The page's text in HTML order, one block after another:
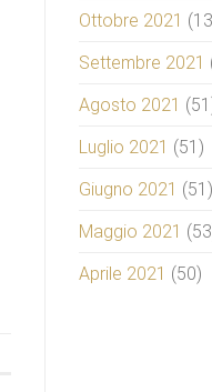
Ottobre 2021
Settembre 2021
Agosto 2021
Luglio 2021 (51)
Giugno 2021 (51)
Maggio 2021
Aprile 2021 (50)